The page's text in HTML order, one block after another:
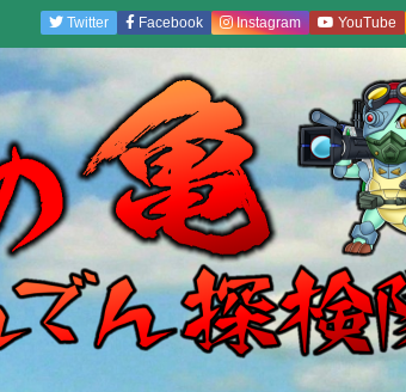
Twitter Facebook Instagram YouTube